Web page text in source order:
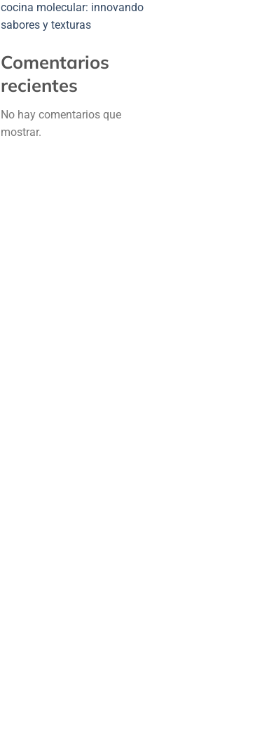
cocina molecular: innovando
sabores y texturas
Comentarios
recientes
No hay comentarios que
mostrar.